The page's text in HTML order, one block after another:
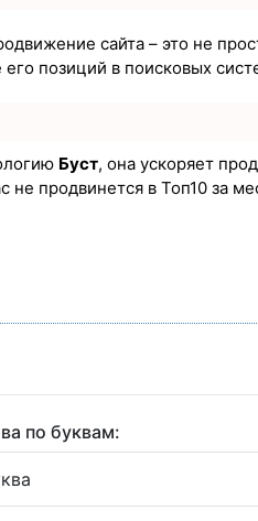
сайта – это не
позиций в поисковых
Буст, она ускоряет
не продвинется в Топ10 за
по буквам: